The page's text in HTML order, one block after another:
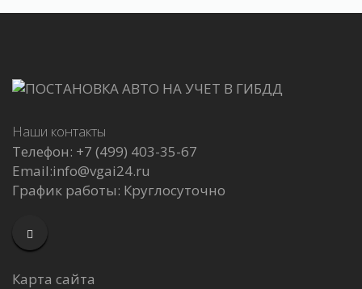
Наши контакты
Телефон: +7 (499) 403-35-67
Email:info@vgai24.ru
График работы: Круглосуточно
Карта сайта